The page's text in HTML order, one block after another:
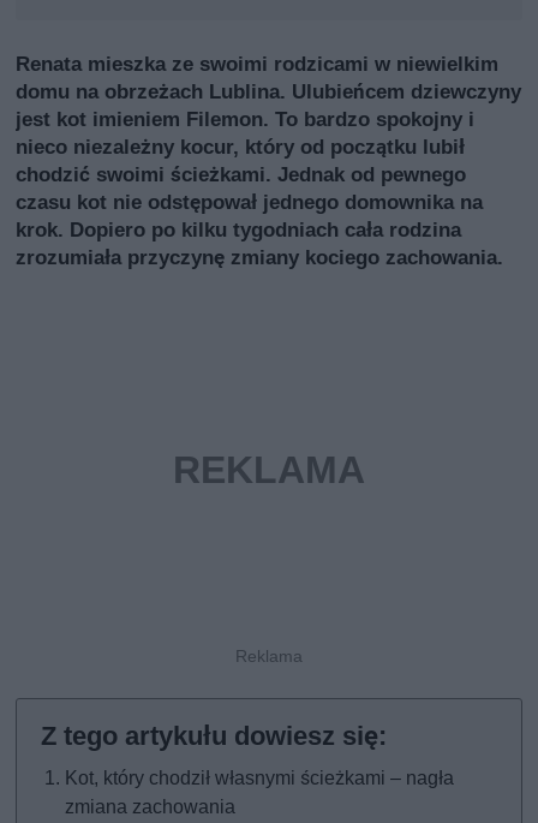
Renata mieszka ze swoimi rodzicami w niewielkim
domu na obrzeżach Lublina. Ulubieńcem dziewczyny
jest kot imieniem Filemon. To bardzo spokojny i
nieco niezależny kocur, który od początku lubił
chodzić swoimi ścieżkami. Jednak od pewnego
czasu kot nie odstępował jednego domownika na
krok. Dopiero po kilku tygodniach cała rodzina
zrozumiała przyczynę zmiany kociego zachowania.
Kot, który chodził własnymi ścieżkami – nagła
zmiana zachowania